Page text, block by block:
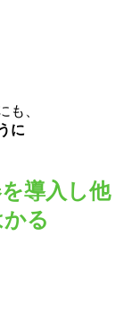
も、
に
導入し他
る